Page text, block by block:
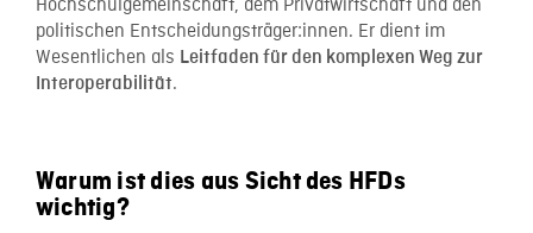
Hochschulgemeinschaft, dem Privatwirtschaft und den
politischen Entscheidungsträger:innen. Er dient im
Wesentlichen als Leitfaden für den komplexen Weg zur
Interoperabilität.
Warum ist dies aus Sicht des HFDs
wichtig?